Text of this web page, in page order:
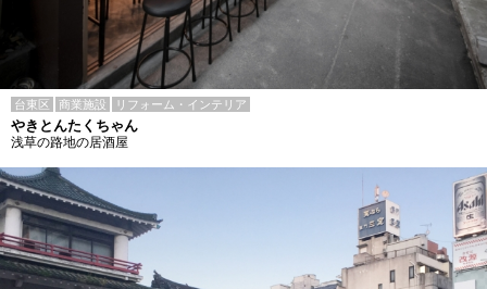
台東区 商業施設 リフォーム・インテリア
やきとんたくちゃん
浅草の路地の居酒屋